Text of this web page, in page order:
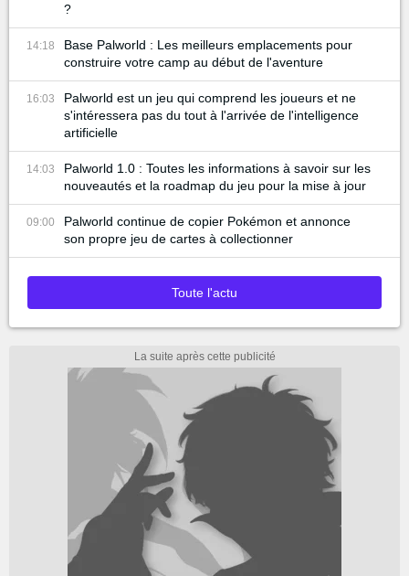
?
14:18
Base Palworld : Les meilleurs emplacements pour
construire votre camp au début de l'aventure
16:03
Palworld est un jeu qui comprend les joueurs et ne
s'intéressera pas du tout à l'arrivée de l'intelligence
artificielle
14:03
Palworld 1.0 : Toutes les informations à savoir sur les
nouveautés et la roadmap du jeu pour la mise à jour
09:00
Palworld continue de copier Pokémon et annonce
son propre jeu de cartes à collectionner
Toute l'actu